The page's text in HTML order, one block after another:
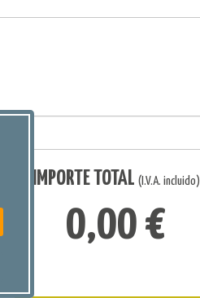
IMPORTE TOTAL (I.V.A. incluido)
0,00 €